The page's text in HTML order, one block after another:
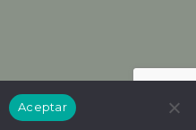
Aceptar